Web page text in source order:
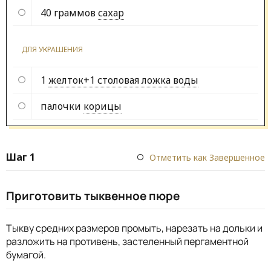
40 граммовсахар
ДЛЯ УКРАШЕНИЯ
1 желток+1 столовая ложка воды
палочки корицы
Шаг 1 Отметить как Завершенное
Приготовить тыквенное пюре
Тыкву средних размеров промыть, нарезать на дольки и
разложить на противень, застеленный пергаментной
бумагой.